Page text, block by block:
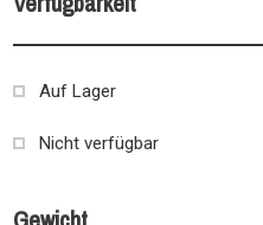
Auf Lager
Nicht verfügbar